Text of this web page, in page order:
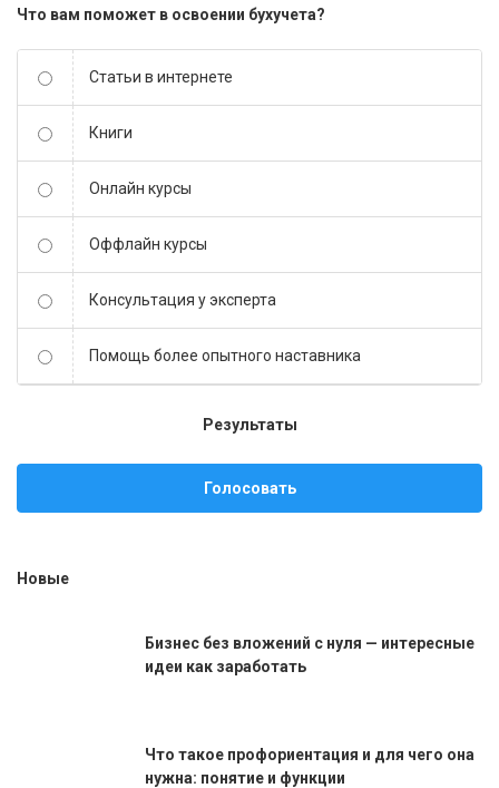
Что вам поможет в освоении бухучета?
Статьи в интернете
Книги
Онлайн курсы
Оффлайн курсы
Консультация у эксперта
Помощь более опытного наставника
Результаты
Голосовать
Новые
Бизнес без вложений с нуля — интересные
идеи как заработать
Что такое профориентация и для чего она
нужна: понятие и функции